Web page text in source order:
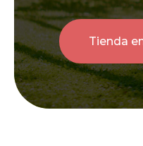
Tienda